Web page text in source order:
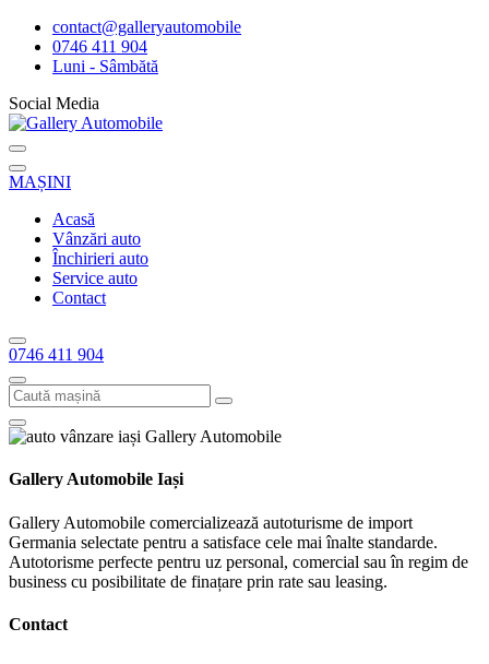
contact@galleryautomobile
0746 411 904
Luni - Sâmbătă
Social Media
MAȘINI
Acasă
Vânzări auto
Închirieri auto
Service auto
Contact
0746 411 904
Gallery Automobile Iași
Gallery Automobile comercializează autoturisme de import
Germania selectate pentru a satisface cele mai înalte standarde.
Autotorisme perfecte pentru uz personal, comercial sau în regim de
business cu posibilitate de finațare prin rate sau leasing.
Contact